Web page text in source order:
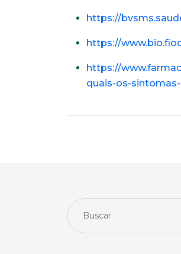
https://
https://
https://
quais-os-